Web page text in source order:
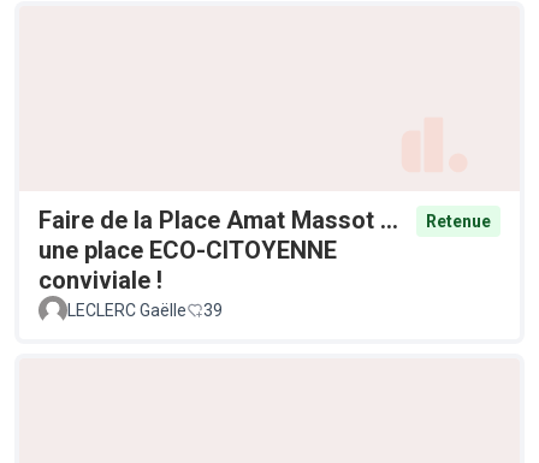
Faire de la Place Amat Massot ...
une place ECO-CITOYENNE
conviviale !
Retenue
LECLERC Gaëlle 39